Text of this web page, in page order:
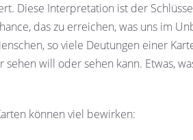
Diese Interpretation ist der
das zu erreichen, was uns im
so viele Deutungen einer
sehen will oder sehen kann. Etwas,
können viel bewirken: